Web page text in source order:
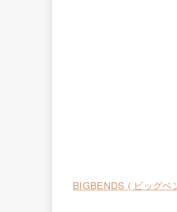
BIGBENDS ( ビッグベ